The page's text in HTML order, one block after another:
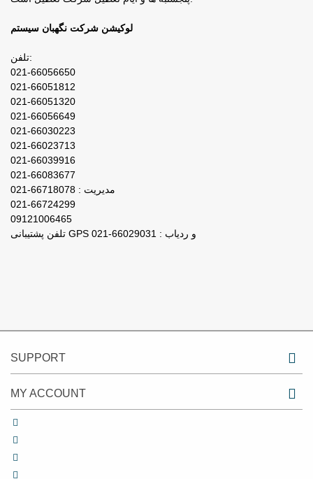
لوکیشن شرکت نگهبان سیستم
تلفن:
021-66056650
021-66051812
021-66051320
021-66056649
021-66030223
021-66023713
021-66039916
021-66083677
مدیریت : 66718078-021
021-66724299
09121006465
تلفن پشتیبانی GPS و ردیاب : 66029031-021
SUPPORT
MY ACCOUNT